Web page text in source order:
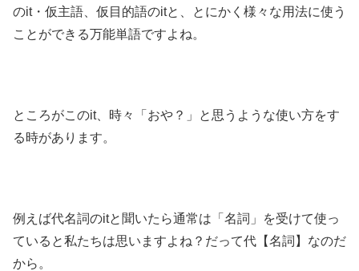
のit・仮主語、仮目的語のitと、とにかく様々な用法に使う
ことができる万能単語ですよね。
ところがこのit、時々「おや？」と思うような使い方をす
る時があります。
例えば代名詞のitと聞いたら通常は「名詞」を受けて使っ
ていると私たちは思いますよね？だって代【名詞】なのだ
から。